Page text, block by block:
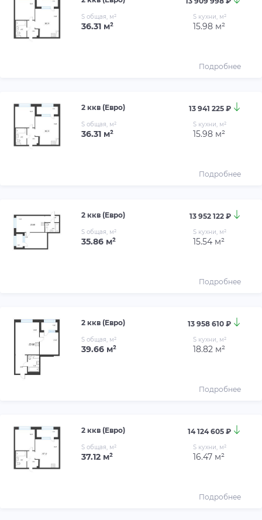
S общая, м²
36.31 м²
S кухни, м²
15.98 м²
Подробнее
2 ккв (Евро) 13 941 225 ₽
S общая, м²
36.31 м²
S кухни, м²
15.98 м²
Подробнее
2 ккв (Евро) 13 952 122 ₽
S общая, м²
35.86 м²
S кухни, м²
15.54 м²
Подробнее
2 ккв (Евро) 13 958 610 ₽
S общая, м²
39.66 м²
S кухни, м²
18.82 м²
Подробнее
2 ккв (Евро) 14 124 605 ₽
S общая, м²
37.12 м²
S кухни, м²
16.47 м²
Подробнее